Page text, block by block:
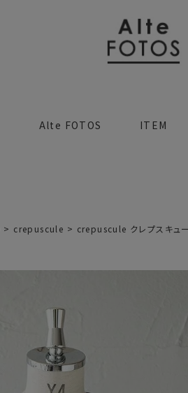
Alte FOTOS ITEM
crepuscule crepuscule クレプスキ